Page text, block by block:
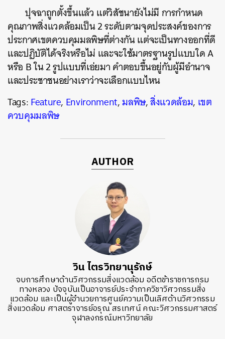
ปุจฉาถูกตั้งขึ้นแล้ว แต่วิสัชนายังไม่มี การกำหนด
คุณภาพสิ่งแวดล้อมเป็น 2 ระดับตามจุดประสงค์ของการ
ประกาศเขตควบคุมมลพิษที่ต่างกัน แต่จะเป็นทางออกที่ดี
และปฏิบัติได้จริงหรือไม่ และจะใช้มาตรฐานรูปแบบใด A
หรือ B ใน 2 รูปแบบที่เอ่ยมา คำตอบขึ้นอยู่กับผู้มีอำนาจ
และประชาชนอย่างเราว่าจะเลือกแบบไหน
Tags:Feature, Environment,มลพิษ,สิ่งแวดล้อม, เขต
ควบคุมมลพิษ
AUTHOR
วิน ไตรวิทยานุรักษ์
จบการศึกษาด้านวิศวกรรมสิ่งแวดล้อม อดีตข้าราชการกรม
ทางหลวง ปัจจุบันเป็นอาจารย์ประจำภาควิชาวิศวกรรมสิ่ง
แวดล้อม และเป็นผู้อำนวยการศูนย์ความเป็นเลิศด้านวิศวกรรม
สิ่งแวดล้อม ศาสตราจารย์อรุณ สรเทศน์ คณะวิศวกรรมศาสตร์
จุฬาลงกรณ์มหาวิทยาลัย